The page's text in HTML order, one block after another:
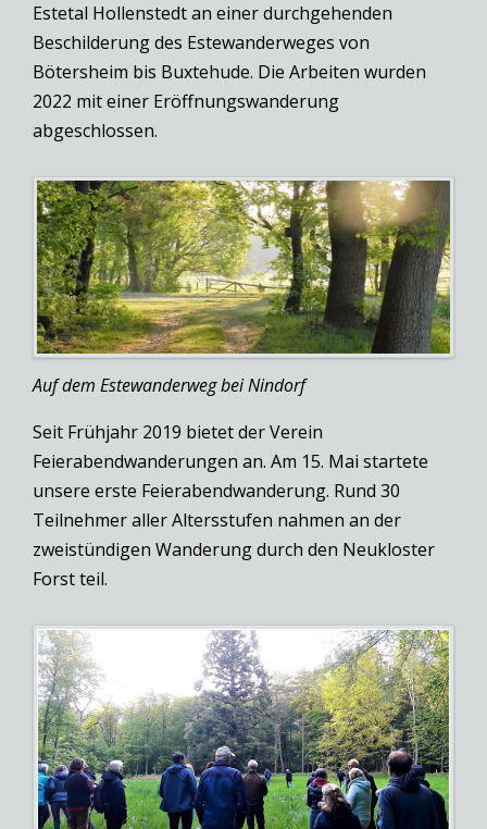
Estetal Hollenstedt an einer durchgehenden
Beschilderung des Estewanderweges von
Bötersheim bis Buxtehude. Die Arbeiten wurden
2022 mit einer Eröffnungswanderung
abgeschlossen.
Auf dem Estewanderweg bei Nindorf
Seit Frühjahr 2019 bietet der Verein
Feierabendwanderungen an. Am 15. Mai startete
unsere erste Feierabendwanderung. Rund 30
Teilnehmer aller Altersstufen nahmen an der
zweistündigen Wanderung durch den Neukloster
Forst teil.